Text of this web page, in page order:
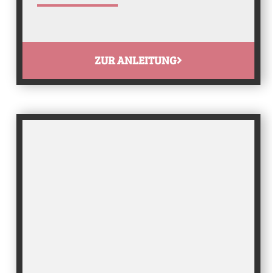
ZUR ANLEITUNG